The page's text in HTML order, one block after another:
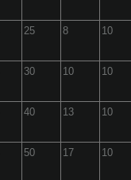
25 8 10
30 10 10
40 13 10
50 17 10